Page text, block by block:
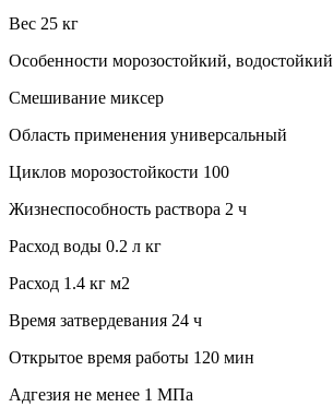
Вес 25 кг
Особенности морозостойкий, водостойкий
Смешивание миксер
Область применения универсальный
Циклов морозостойкости 100
Жизнеспособность раствора 2 ч
Расход воды 0.2 л кг
Расход 1.4 кг м2
Время затвердевания 24 ч
Открытое время работы 120 мин
Адгезия не менее 1 МПа